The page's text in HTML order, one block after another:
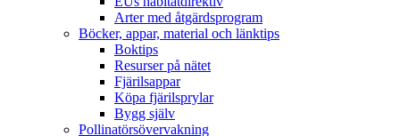
Arter med åtgärdsprogram
Böcker, appar, material och länktips
Boktips
Resurser på nätet
Fjärilsappar
Köpa fjärilsprylar
Bygg själv
Pollinatörsövervakning